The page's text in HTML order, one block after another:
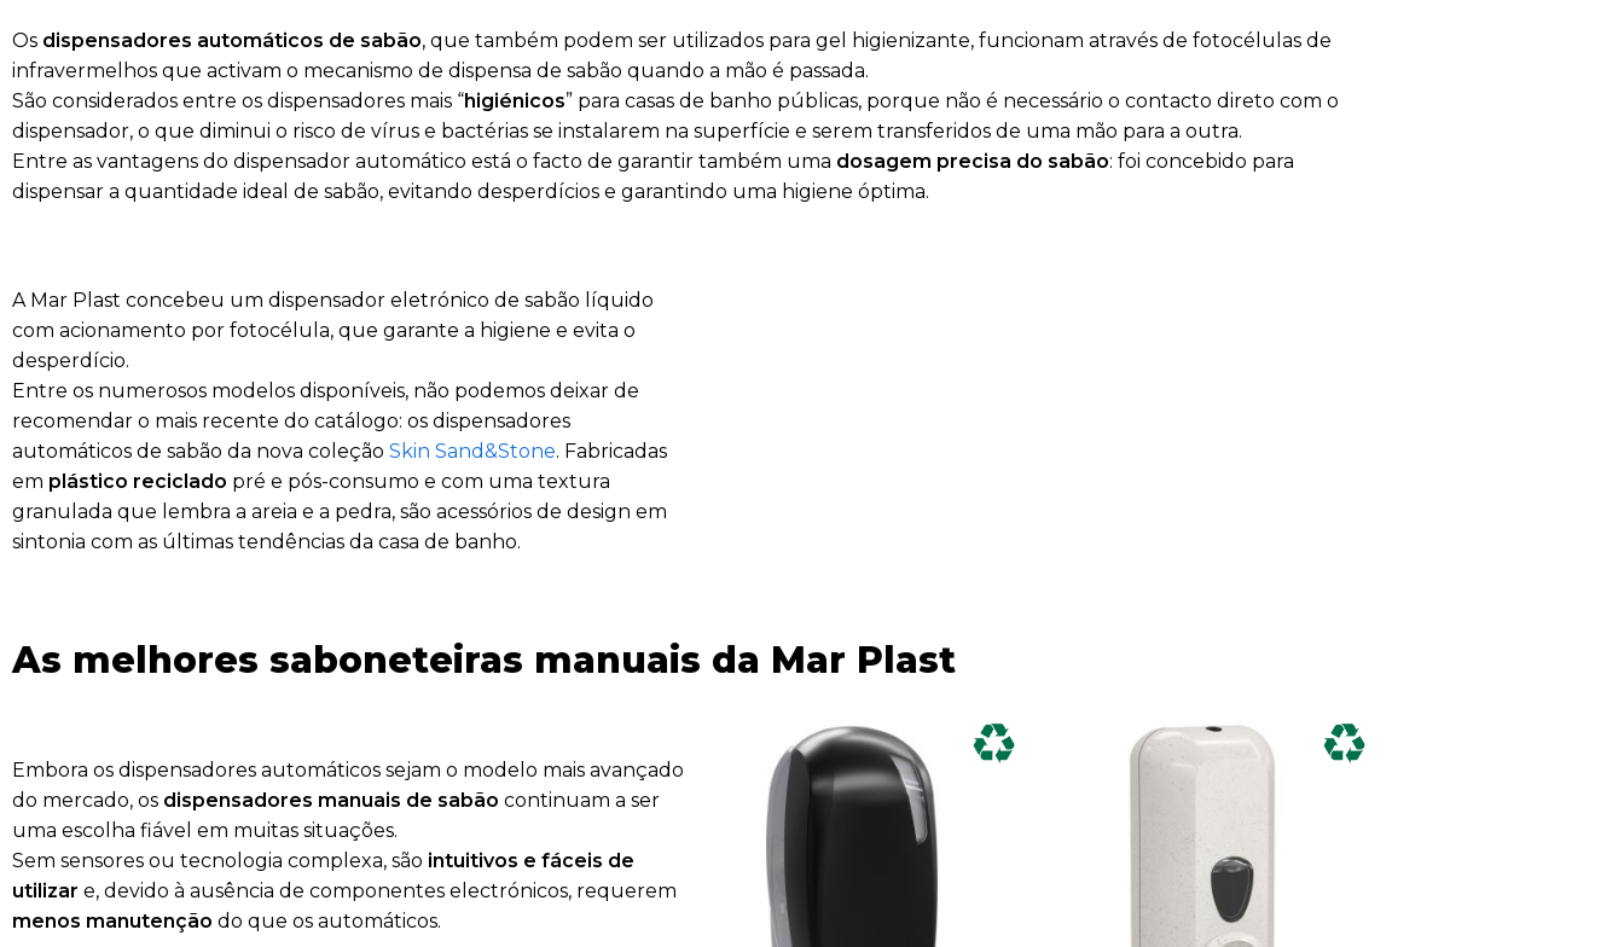
Os dispensadores automáticos de sabão, que também podem ser utilizados para gel higienizante, funcionam através de fotocélulas de
infravermelhos que activam o mecanismo de dispensa de sabão quando a mão é passada.
São considerados entre os dispensadores mais “higiénicos” para casas de banho públicas, porque não é necessário o contacto direto com o
dispensador, o que diminui o risco de vírus e bactérias se instalarem na superfície e serem transferidos de uma mão para a outra.
Entre as vantagens do dispensador automático está o facto de garantir também uma dosagem precisa do sabão: foi concebido para
dispensar a quantidade ideal de sabão, evitando desperdícios e garantindo uma higiene óptima.
A Mar Plast concebeu um dispensador eletrónico de sabão líquido
com acionamento por fotocélula, que garante a higiene e evita o
desperdício.
Entre os numerosos modelos disponíveis, não podemos deixar de
recomendar o mais recente do catálogo: os dispensadores
automáticos de sabão da nova coleção Skin Sand&Stone. Fabricadas
em plástico reciclado pré e pós-consumo e com uma textura
granulada que lembra a areia e a pedra, são acessórios de design em
sintonia com as últimas tendências da casa de banho.
As melhores saboneteiras manuais da Mar Plast
Embora os dispensadores automáticos sejam o modelo mais avançado
do mercado, os dispensadores manuais de sabão continuam a ser
uma escolha fiável em muitas situações.
Sem sensores ou tecnologia complexa, são intuitivos e fáceis de
utilizar e, devido à ausência de componentes electrónicos, requerem
menos manutenção do que os automáticos.